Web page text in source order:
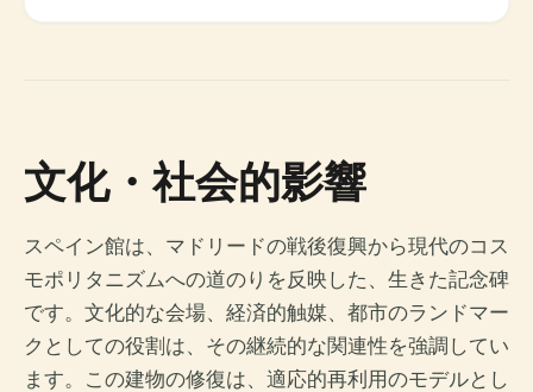
文化・社会的影響
スペイン館は、マドリードの戦後復興から現代のコス
モポリタニズムへの道のりを反映した、生きた記念碑
です。文化的な会場、経済的触媒、都市のランドマー
クとしての役割は、その継続的な関連性を強調してい
ます。この建物の修復は、適応的再利用のモデルとし